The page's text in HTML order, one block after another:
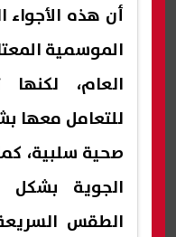
أن هذه الأجواء
الموسمية
العام،
للتعامل معها
صحية سلبية،
الجوية بشكل
الطقس